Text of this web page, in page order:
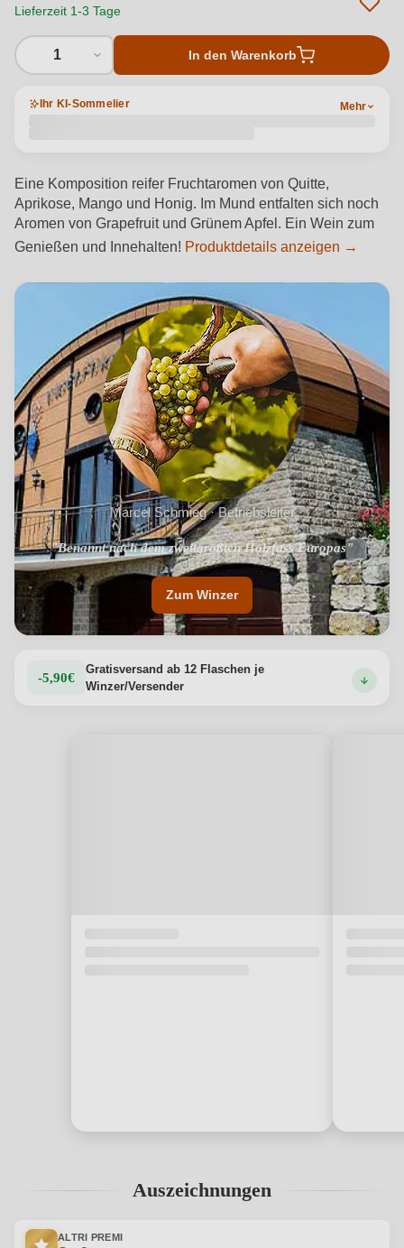
Lieferzeit 1-3 Tage
1 In den Warenkorb
Ihr KI-Sommelier Mehr
Eine Komposition reifer Fruchtaromen von Quitte,
Aprikose, Mango und Honig. Im Mund entfalten sich noch
Aromen von Grapefruit und Grünem Apfel. Ein Wein zum
Genießen und Innehalten! Produktdetails anzeigen →
Marcel Schmieg · Betriebsleiter
"Benannt nach dem zweitgrößten Holzfass Europas"
Zum Winzer
-5,90€
Gratisversand ab 12 Flaschen je
Winzer/Versender
Auszeichnungen
ALTRI PREMI